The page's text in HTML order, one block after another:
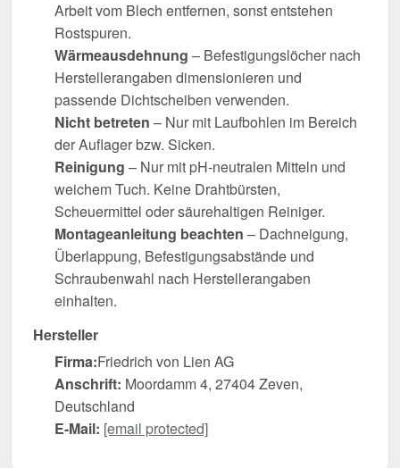
Arbeit vom Blech entfernen, sonst entstehen
Rostspuren.
Wärmeausdehnung – Befestigungslöcher nach
Herstellerangaben dimensionieren und
passende Dichtscheiben verwenden.
Nicht betreten – Nur mit Laufbohlen im Bereich
der Auflager bzw. Sicken.
Reinigung – Nur mit pH-neutralen Mitteln und
weichem Tuch. Keine Drahtbürsten,
Scheuermittel oder säurehaltigen Reiniger.
Montageanleitung beachten – Dachneigung,
Überlappung, Befestigungsabstände und
Schraubenwahl nach Herstellerangaben
einhalten.
Hersteller
Firma:Friedrich von Lien AG
Anschrift: Moordamm 4, 27404 Zeven,
Deutschland
E-Mail: [email protected]